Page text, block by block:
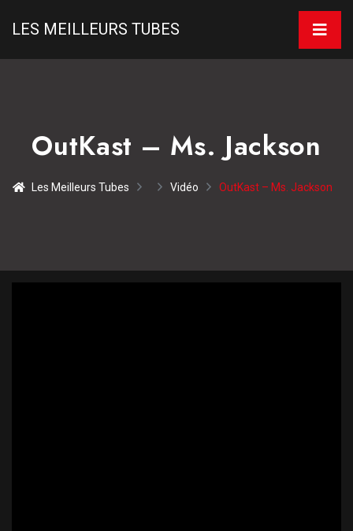
LES MEILLEURS TUBES
OutKast – Ms. Jackson
Les Meilleurs Tubes Vidéo OutKast – Ms. Jackson